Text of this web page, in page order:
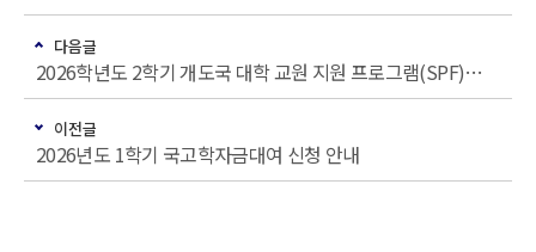
다음글
2026학년도 2학기 개도국 대학 교원 지원 프로그램(SPF)장학생 선발 안내
이전글
2026년도 1학기 국고학자금대여 신청 안내